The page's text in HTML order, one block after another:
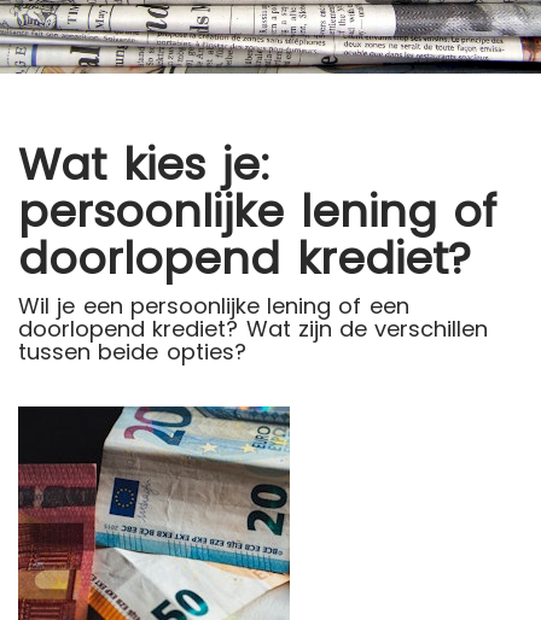
Wat kies je:
persoonlijke lening of
doorlopend krediet?
Wil je een persoonlijke lening of een
doorlopend krediet? Wat zijn de verschillen
tussen beide opties?